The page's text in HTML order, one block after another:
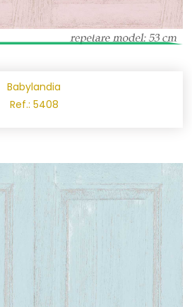
Babylandia
Ref.: 5408